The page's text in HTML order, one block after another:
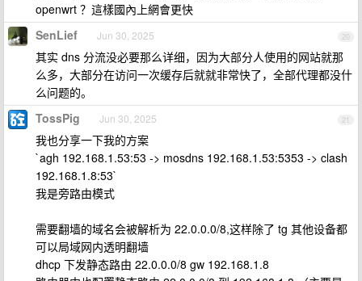
openwrt ？這樣國內上網會更快
20
SenLief Jun 30, 2025
其实 dns 分流没必要那么详细，因为大部分人使用的网站就那
么多，大部分在访问一次缓存后就就非常快了，全部代理都没什
么问题的。
21
TossPig Jun 30, 2025
我也分享一下我的方案
`agh 192.168.1.53:53 -> mosdns 192.168.1.53:5353 -> clash
192.168.1.8:53`
我是旁路由模式
需要翻墙的域名会被解析为 22.0.0.0/8,这样除了 tg 其他设备都
可以局域网内透明翻墙
dhcp 下发静态路由 22.0.0.0/8 gw 192.168.1.8